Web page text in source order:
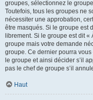
groupes, sélectionnez le
Toutefois, tous les groupes ne
nécessiter une approbation,
être masqués. Si le groupe est
librement. Si le groupe est dit
groupe mais votre demande
groupe. Ce dernier pourra
le groupe et ainsi décider s’il
pas le chef de groupe s’il
Haut